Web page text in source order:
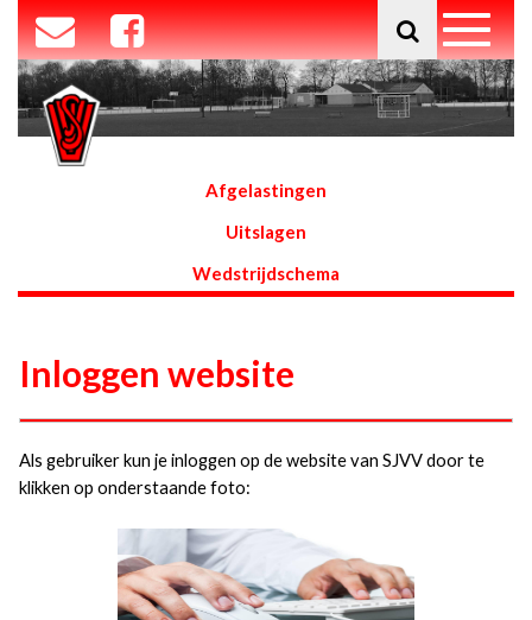
Afgelastingen
Uitslagen
Wedstrijdschema
Inloggen website
Als gebruiker kun je inloggen op de website van SJVV door te
klikken op onderstaande foto: